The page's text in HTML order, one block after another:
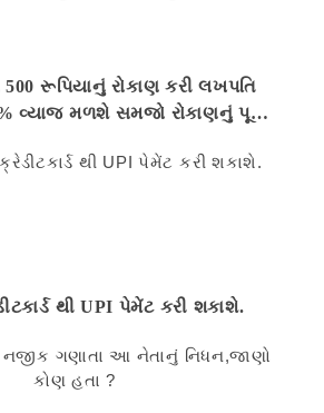
500 રૂપિયાનું રોકાણ કરી લખપતિ
વ્યાજ મળશે સમજો રોકાણનું પૂરું
થી UPI પેમેંટ કરી શકાશે.